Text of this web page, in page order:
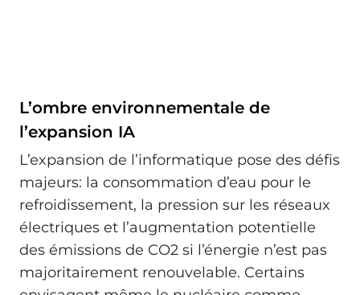
L’ombre environnementale de
l’expansion IA
L’expansion de l’informatique pose des défis
majeurs: la consommation d’eau pour le
refroidissement, la pression sur les réseaux
électriques et l’augmentation potentielle
des émissions de CO2 si l’énergie n’est pas
majoritairement renouvelable. Certains